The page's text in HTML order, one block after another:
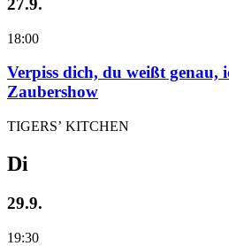
27.9.
18:00
Verpiss dich, du weißt genau,
Zaubershow
TIGERS’ KITCHEN
Di
29.9.
19:30